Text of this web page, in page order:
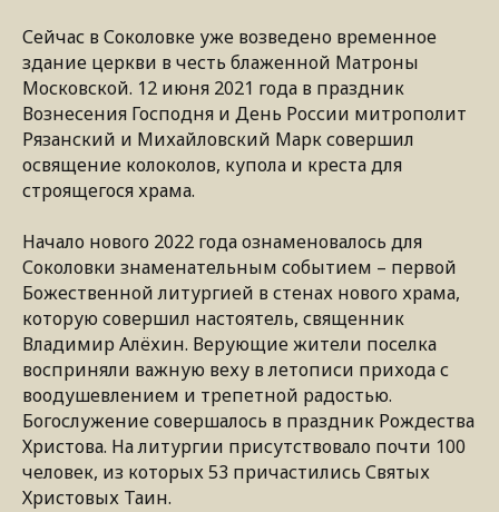
Сейчас в Соколовке уже возведено временное
здание церкви в честь блаженной Матроны
Московской. 12 июня 2021 года в праздник
Вознесения Господня и День России митрополит
Рязанский и Михайловский Марк совершил
освящение колоколов, купола и креста для
строящегося храма.
Начало нового 2022 года ознаменовалось для
Соколовки знаменательным событием – первой
Божественной литургией в стенах нового храма,
которую совершил настоятель, священник
Владимир Алёхин. Верующие жители поселка
восприняли важную веху в летописи прихода с
воодушевлением и трепетной радостью.
Богослужение совершалось в праздник Рождества
Христова. На литургии присутствовало почти 100
человек, из которых 53 причастились Святых
Христовых Таин.